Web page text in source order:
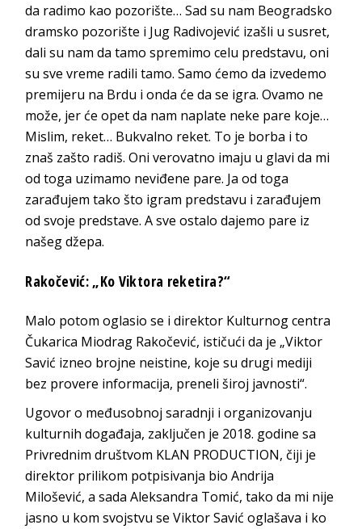
da radimo kao pozorište… Sad su nam Beogradsko
dramsko pozorište i Jug Radivojević izašli u susret,
dali su nam da tamo spremimo celu predstavu, oni
su sve vreme radili tamo. Samo ćemo da izvedemo
premijeru na Brdu i onda će da se igra. Ovamo ne
može, jer će opet da nam naplate neke pare koje…
Mislim, reket… Bukvalno reket. To je borba i to
znaš zašto radiš. Oni verovatno imaju u glavi da mi
od toga uzimamo neviđene pare. Ja od toga
zarađujem tako što igram predstavu i zarađujem
od svoje predstave. A sve ostalo dajemo pare iz
našeg džepa.
Rakočević: „Ko Viktora reketira?“
Malo potom oglasio se i direktor Kulturnog centra
Čukarica Miodrag Rakočević, ističući da je „Viktor
Savić izneo brojne neistine, koje su drugi mediji
bez provere informacija, preneli široj javnosti“.
Ugovor o međusobnoj saradnji i organizovanju
kulturnih događaja, zaključen je 2018. godine sa
Privrednim društvom KLAN PRODUCTION, čiji je
direktor prilikom potpisivanja bio Andrija
Milošević, a sada Aleksandra Tomić, tako da mi nije
jasno u kom svojstvu se Viktor Savić oglašava i ko